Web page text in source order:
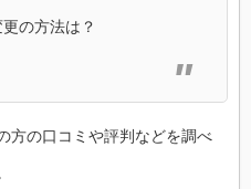
の方法は？
方の口コミや評判などを調べ